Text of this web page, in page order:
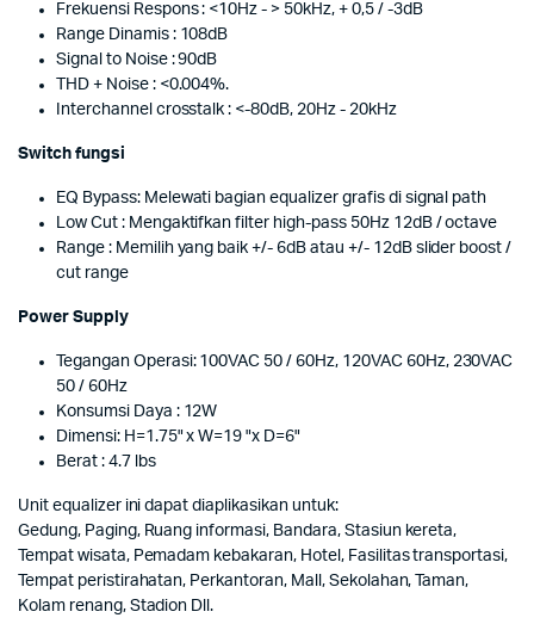
Frekuensi Respons : <10Hz - > 50kHz, + 0,5 / -3dB
Range Dinamis : 108dB
Signal to Noise : 90dB
THD + Noise : <0.004%.
Interchannel crosstalk : <-80dB, 20Hz - 20kHz
Switch fungsi
EQ Bypass: Melewati bagian equalizer grafis di signal path
Low Cut : Mengaktifkan filter high-pass 50Hz 12dB / octave
Range : Memilih yang baik +/- 6dB atau +/- 12dB slider boost /
cut range
Power Supply
Tegangan Operasi: 100VAC 50 / 60Hz, 120VAC 60Hz, 230VAC
50 / 60Hz
Konsumsi Daya : 12W
Dimensi: H=1.75" x W=19 "x D=6"
Berat : 4.7 lbs
Unit equalizer ini dapat diaplikasikan untuk:
Gedung, Paging, Ruang informasi, Bandara, Stasiun kereta,
Tempat wisata, Pemadam kebakaran, Hotel, Fasilitas transportasi,
Tempat peristirahatan, Perkantoran, Mall, Sekolahan, Taman,
Kolam renang, Stadion Dll.